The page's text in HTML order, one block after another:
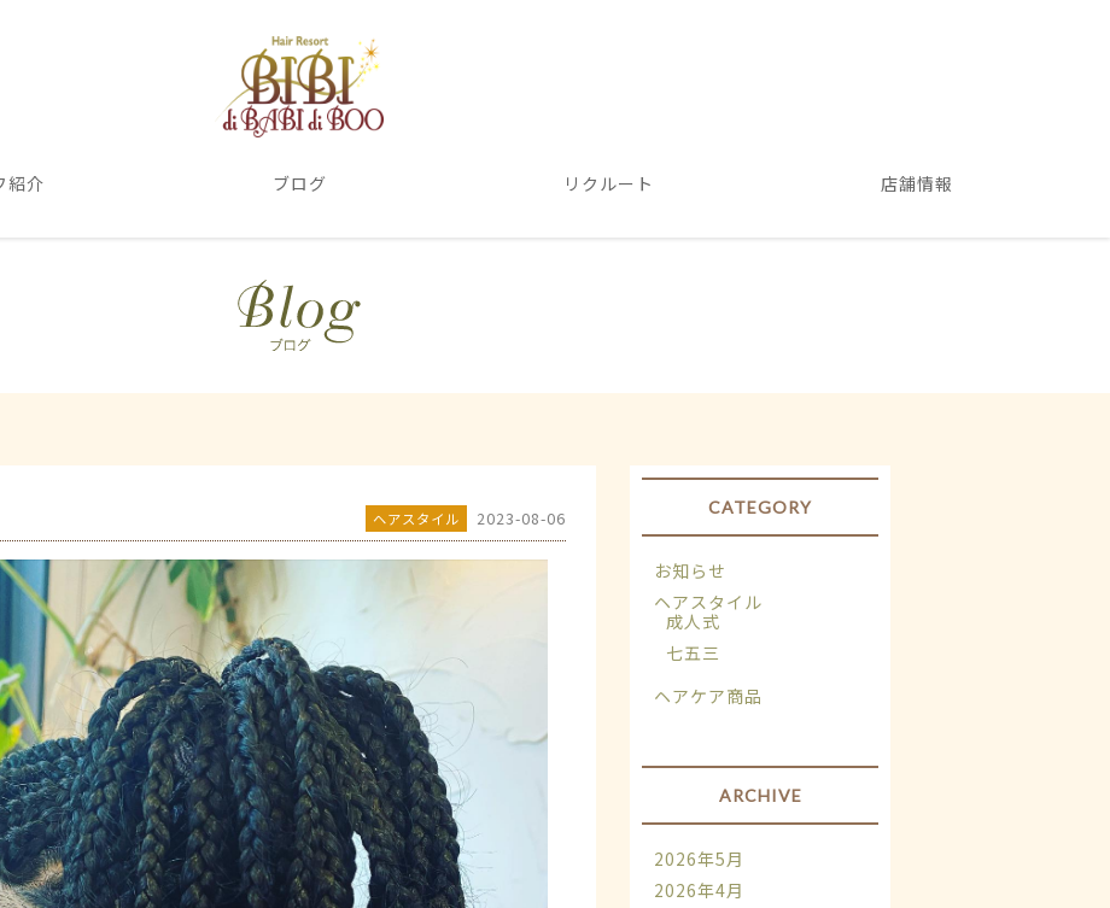
紹介 ブログ リクルート 店舗情報
ヘアスタイル 2023-08-06 CATEGORY
お知らせ
ヘアスタイル
成人式
七五三
ヘアケア商品
ARCHIVE
2026年5月
2026年4月